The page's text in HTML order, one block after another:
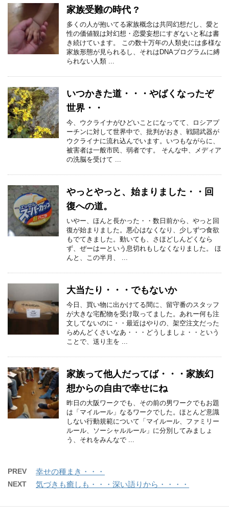
家族受難の時代 ?
多くの人が抱いてる家族概念は共同幻想だし、愛と
性の価値観は対幻想・恋愛妄想にすぎないと私は書
き続けています。 この数十万年の人類史には多様な
家族形態が見られるし、それはDNAプログラムに縛
られない人類 ...
いつかきた道・・・やばくなったぞ
世界・・
今、ウクライナがひどいことになってて、ロシアプ
ーチンに対して世界中で、批判がおき、戦闘武器が
ウクライナに流れ込んでいます。いつもながらに、
被害者は一般市民、弱者です。 そんな中、メディア
の洗脳を受けて ...
やっとやっと、始まりました・・回
復への道。
いやー、ほんと長かった・・数日前から、やっと回
復が始まりました。悪心はなくなり、少しずつ食欲
もでてきました。動いても、さほどしんどくなら
ず、ぜーはーという息切れもしなくなりました。 ほ
んと、この半月、 ...
大当たり・・・でもないか
今日、買い物に出かけてる間に、留守番のスタッフ
が大きな宅配物を受け取ってました。あれー何も注
文してないのに・・最近はやりの、架空注文だった
らめんどくさいなあ・・・どうしましょ・・という
ことで、送り主を ...
家族って他人だってば・・・家族幻
想からの自由で幸せにね
昨日の大阪ワークでも、その前の男ワークでもお題
は「マイルール」なるワークでした。ほとんど意識
しない行動規範について「マイルール、ファミリー
ルール、ソーシャルルール」に分別してみましょ
う、それをみんなで ...
PREV 幸せの種まき・・・
NEXT 気づきも癒しも・・・深い語りから・・・・